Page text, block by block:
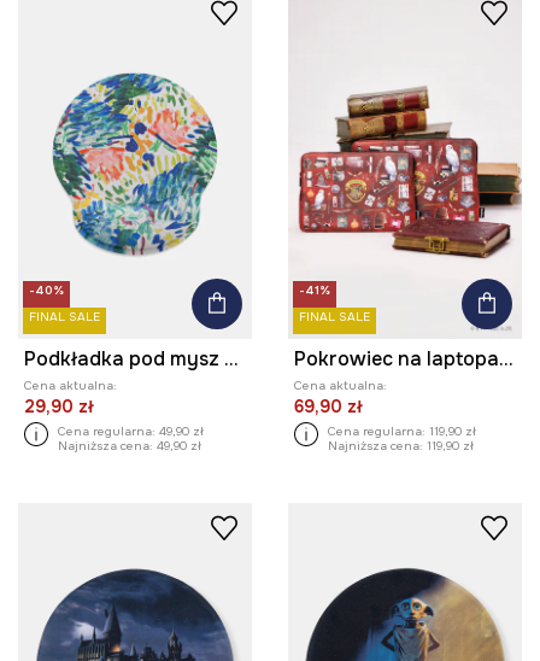
-40%
FINAL SALE
Podkładka pod mysz z kolekcji Eviva L'arte
Cena aktualna:
29,90 zł
Cena regularna: 49,90 zł
Najniższa cena: 49,90 zł
-41%
FINAL SALE
Pokrowiec na laptopa z kolekcji Harry Potter
Cena aktualna:
69,90 zł
Cena regularna: 119,90 zł
Najniższa cena: 119,90 zł